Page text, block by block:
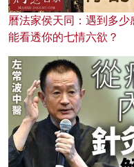
曆法家侯天同：遇到多
能看透你的七情六欲？